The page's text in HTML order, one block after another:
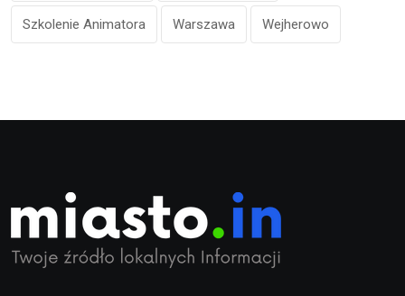
Szkolenie Animatora Warszawa Wejherowo